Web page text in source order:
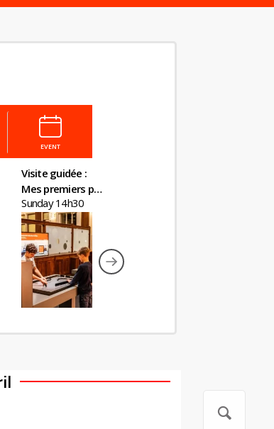
EVENT
Visite guidée :
Mes premiers pas
en économie
Sunday 14h30